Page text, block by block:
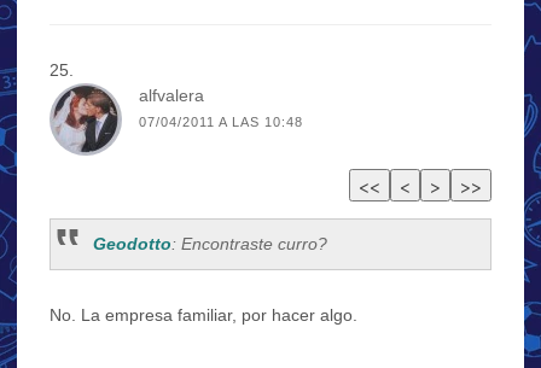
alfvalera
07/04/2011 A LAS 10:48
Geodotto: Encontraste curro?
No. La empresa familiar, por hacer algo.